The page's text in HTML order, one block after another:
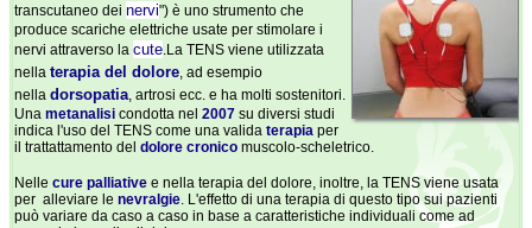
transcutaneo dei nervi") è uno strumento che
produce scariche elettriche usate per stimolare i
nervi attraverso la cute.La TENS viene utilizzata
nella terapia del dolore, ad esempio
nella dorsopatia, artrosi ecc. e ha molti sostenitori.
Una metanalisi condotta nel 2007 su diversi studi
indica l'uso del TENS come una valida terapia per
il trattattamento del dolore cronico muscolo-scheletrico.
Nelle cure palliative e nella terapia del dolore, inoltre, la TENS viene usata
per alleviare le nevralgie. L'effetto di una terapia di questo tipo sui pazienti
può variare da caso a caso in base a caratteristiche individuali come ad